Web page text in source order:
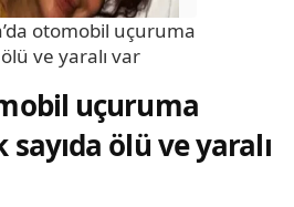
otomobil uçuruma
ve yaralı var
uçuruma
ölü ve yaralı